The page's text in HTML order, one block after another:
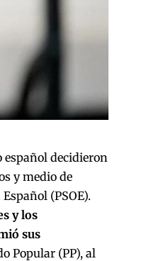
español decidieron
y medio de
(PSOE).
y los
sus
Popular (PP), al